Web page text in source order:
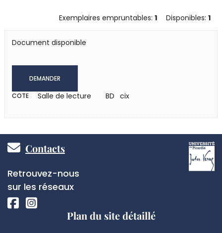
Exemplaires empruntables:1 Disponibles:1
Document disponible
DEMANDER
COTE Salle de lecture BD cix
Pied
de
page
Contacts
Réseaux
sociaux
Retrouvez-nous
sur les réseaux
Plan du site détaillé